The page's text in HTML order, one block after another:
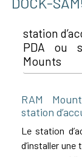
station
PDA ou
Mounts
RAM
station
Le station
d’installer